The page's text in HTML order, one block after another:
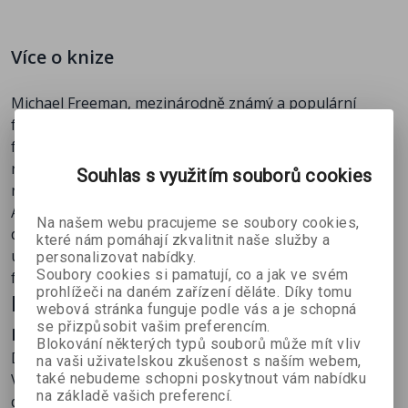
dalšího.
Rejstřík
Více o knize
Michael Freeman, mezinárodně známý a populární
fotograf. Autor mnoha bestsellerů z oblasti
fotografických knih. Jeho fotografie publikují
renomovaná periodika z předních nakladatelství jako
například Time Life, Raeder´s Digest nebo Condé Nast.
Autor je od počátku velký zastánce a propagátor
digitálních technologií a to nejen ve fotografii. Stal se
uznávaným expertem na fotografii, digitální
fotoaparáty, počítače a zpracování obrazu.
Kniha je vyprodána. Doporučujeme
následující tituly:
DSLR - Naučte se používat digitální zrcadlovku
Využijte autorovy mnohaleté profesionální zkušenosti s
digitálními technologiemi, které souborně shrnul do
Souhlas s využitím souborů cookies
Na našem webu pracujeme se soubory cookies,
které nám pomáhají zkvalitnit naše služby a
personalizovat nabídky.
Soubory cookies si pamatují, co a jak ve svém
prohlížeči na daném zařízení děláte. Díky tomu
webová stránka funguje podle vás a je schopná
se přizpůsobit vašim preferencím.
Blokování některých typů souborů může mít vliv
na vaši uživatelskou zkušenost s naším webem,
také nebudeme schopni poskytnout vám nabídku
na základě vašich preferencí.